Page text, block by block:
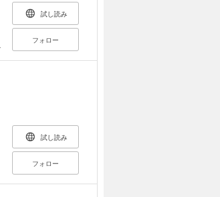
試し読み
フォロー
試し読み
フォロー